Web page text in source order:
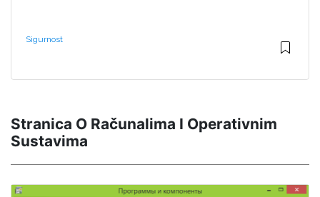
Sigurnost
Stranica O Računalima I Operativnim
Sustavima